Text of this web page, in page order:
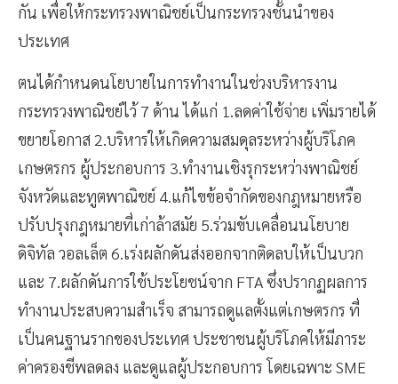
กัน เพื่อให้กระทรวงพาณิชย์เป็นกระทรวงชั้นนำของ
ประเทศ
ตนได้กำหนดนโยบายในการทำงานในช่วงบริหารงาน
กระทรวงพาณิชย์ไว้ 7 ด้าน ได้แก่ 1.ลดค่าใช้จ่าย เพิ่มรายได้
ขยายโอกาส 2.บริหารให้เกิดความสมดุลระหว่างผู้บริโภค
เกษตรกร ผู้ประกอบการ 3.ทำงานเชิงรุกระหว่างพาณิชย์
จังหวัดและทูตพาณิชย์ 4.แก้ไขข้อจำกัดของกฎหมายหรือ
ปรับปรุงกฎหมายที่เก่าล้าสมัย 5.ร่วมขับเคลื่อนนโยบาย
ดิจิทัล วอลเล็ต 6.เร่งผลักดันส่งออกจากติดลบให้เป็นบวก
และ 7.ผลักดันการใช้ประโยชน์จาก FTA ซึ่งปรากฏผลการ
ทำงานประสบความสำเร็จ สามารถดูแลตั้งแต่เกษตรกร ที่
เป็นคนฐานรากของประเทศ ประชาชนผู้บริโภคให้มีภาระ
ค่าครองชีพลดลง และดูแลผู้ประกอบการ โดยเฉพาะ SME